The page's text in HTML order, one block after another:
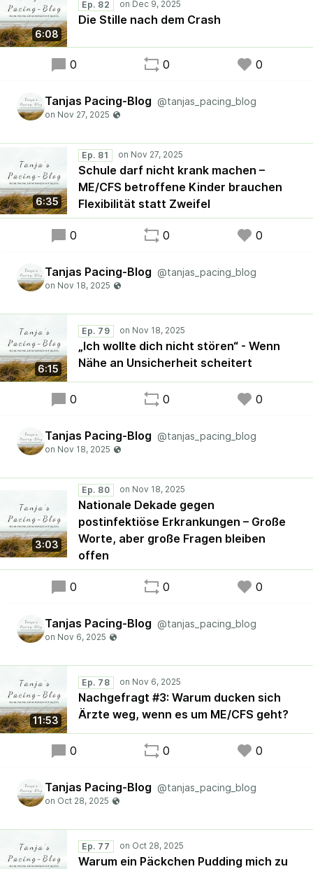
6:08
Ep. 82
Die Stille nach dem Crash
0 0 0
Tanjas Pacing-Blog @tanjas_pacing_blog
6:35
Ep. 81
Schule darf nicht krank machen –
ME/CFS betroffene Kinder brauchen
Flexibilität statt Zweifel
0 0 0
Tanjas Pacing-Blog @tanjas_pacing_blog
6:15
Ep. 79
„Ich wollte dich nicht stören“ - Wenn
Nähe an Unsicherheit scheitert
0 0 0
Tanjas Pacing-Blog @tanjas_pacing_blog
3:03
Ep. 80
Nationale Dekade gegen
postinfektiöse Erkrankungen – Große
Worte, aber große Fragen bleiben
offen
0 0 0
Tanjas Pacing-Blog @tanjas_pacing_blog
11:53
Ep. 78
Nachgefragt #3: Warum ducken sich
Ärzte weg, wenn es um ME/CFS geht?
0 0 0
Tanjas Pacing-Blog @tanjas_pacing_blog
Ep. 77
Warum ein Päckchen Pudding mich zu